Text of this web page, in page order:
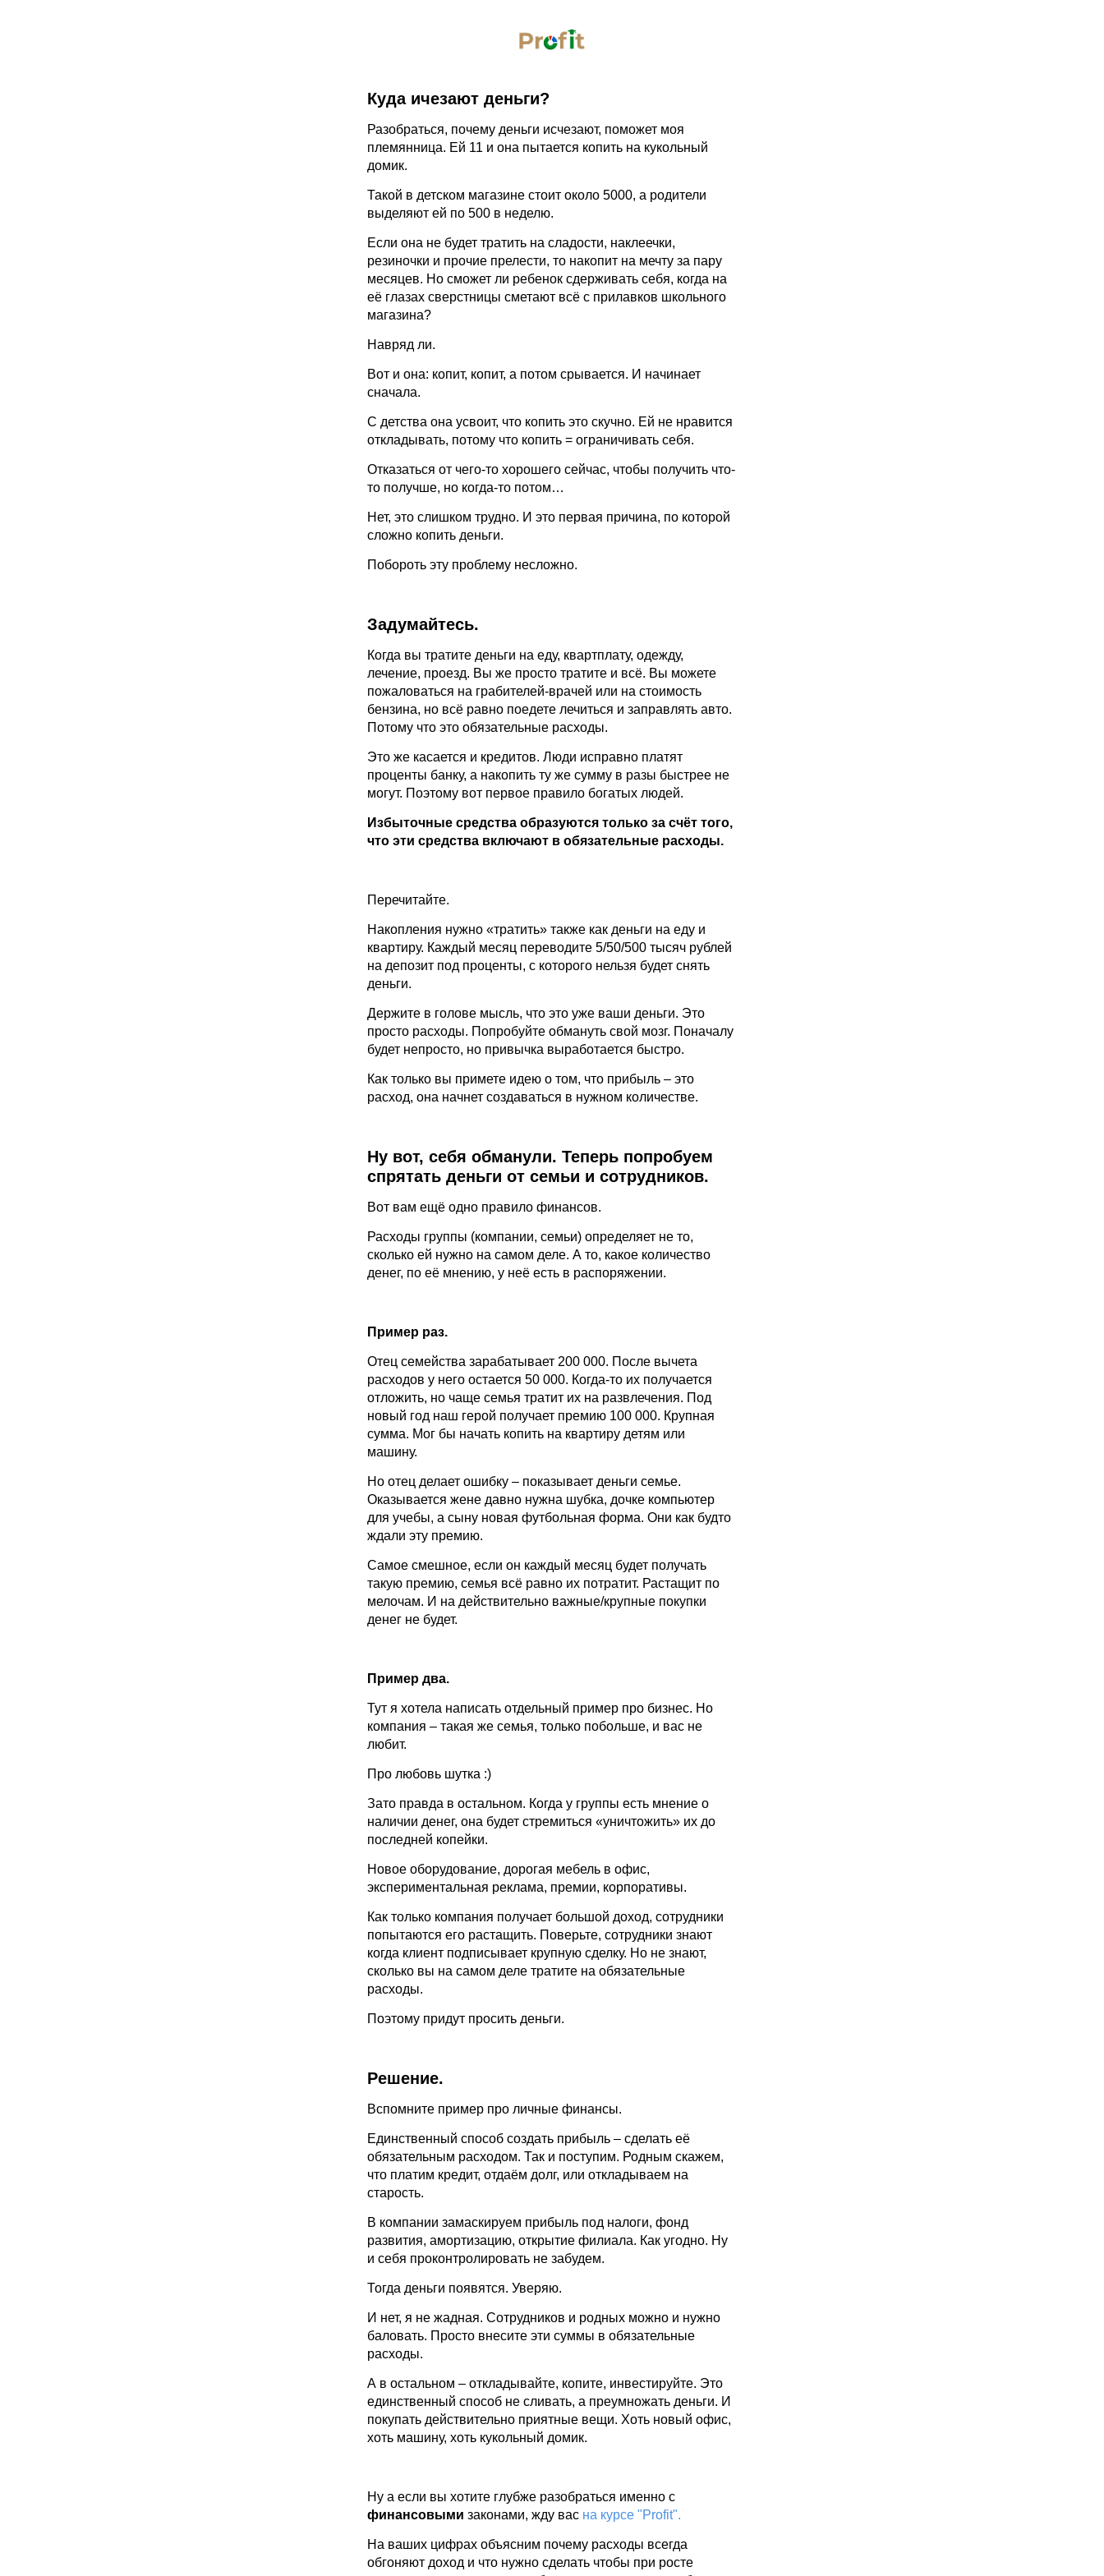
Куда ичезают деньги?
Разобраться, почему деньги исчезают, поможет моя
племянница. Ей 11 и она пытается копить на кукольный
домик.
Такой в детском магазине стоит около 5000, а родители
выделяют ей по 500 в неделю.
Если она не будет тратить на сладости, наклеечки,
резиночки и прочие прелести, то накопит на мечту за пару
месяцев. Но сможет ли ребенок сдерживать себя, когда на
её глазах сверстницы сметают всё с прилавков школьного
магазина?
Навряд ли.
Вот и она: копит, копит, а потом срывается. И начинает
сначала.
С детства она усвоит, что копить это скучно. Ей не нравится
откладывать, потому что копить = ограничивать себя.
Отказаться от чего-то хорошего сейчас, чтобы получить что-
то получше, но когда-то потом…
Нет, это слишком трудно. И это первая причина, по которой
сложно копить деньги.
Побороть эту проблему несложно.
Задумайтесь.
Когда вы тратите деньги на еду, квартплату, одежду,
лечение, проезд. Вы же просто тратите и всё. Вы можете
пожаловаться на грабителей-врачей или на стоимость
бензина, но всё равно поедете лечиться и заправлять авто.
Потому что это обязательные расходы.
Это же касается и кредитов. Люди исправно платят
проценты банку, а накопить ту же сумму в разы быстрее не
могут. Поэтому вот первое правило богатых людей.
Избыточные средства образуются только за счёт того,
что эти средства включают в обязательные расходы.
Перечитайте.
Накопления нужно «тратить» также как деньги на еду и
квартиру. Каждый месяц переводите 5/50/500 тысяч рублей
на депозит под проценты, с которого нельзя будет снять
деньги.
Держите в голове мысль, что это уже ваши деньги. Это
просто расходы. Попробуйте обмануть свой мозг. Поначалу
будет непросто, но привычка выработается быстро.
Как только вы примете идею о том, что прибыль – это
расход, она начнет создаваться в нужном количестве.
Ну вот, себя обманули. Теперь попробуем
спрятать деньги от семьи и сотрудников.
Вот вам ещё одно правило финансов.
Расходы группы (компании, семьи) определяет не то,
сколько ей нужно на самом деле. А то, какое количество
денег, по её мнению, у неё есть в распоряжении.
Пример раз.
Отец семейства зарабатывает 200 000. После вычета
расходов у него остается 50 000. Когда-то их получается
отложить, но чаще семья тратит их на развлечения. Под
новый год наш герой получает премию 100 000. Крупная
сумма. Мог бы начать копить на квартиру детям или
машину.
Но отец делает ошибку – показывает деньги семье.
Оказывается жене давно нужна шубка, дочке компьютер
для учебы, а сыну новая футбольная форма. Они как будто
ждали эту премию.
Самое смешное, если он каждый месяц будет получать
такую премию, семья всё равно их потратит. Растащит по
мелочам. И на действительно важные/крупные покупки
денег не будет.
Пример два.
Тут я хотела написать отдельный пример про бизнес. Но
компания – такая же семья, только побольше, и вас не
любит.
Про любовь шутка :)
Зато правда в остальном. Когда у группы есть мнение о
наличии денег, она будет стремиться «уничтожить» их до
последней копейки.
Новое оборудование, дорогая мебель в офис,
экспериментальная реклама, премии, корпоративы.
Как только компания получает большой доход, сотрудники
попытаются его растащить. Поверьте, сотрудники знают
когда клиент подписывает крупную сделку. Но не знают,
сколько вы на самом деле тратите на обязательные
расходы.
Поэтому придут просить деньги.
Решение.
Вспомните пример про личные финансы.
Единственный способ создать прибыль – сделать её
обязательным расходом. Так и поступим. Родным скажем,
что платим кредит, отдаём долг, или откладываем на
старость.
В компании замаскируем прибыль под налоги, фонд
развития, амортизацию, открытие филиала. Как угодно. Ну
и себя проконтролировать не забудем.
Тогда деньги появятся. Уверяю.
И нет, я не жадная. Сотрудников и родных можно и нужно
баловать. Просто внесите эти суммы в обязательные
расходы.
А в остальном – откладывайте, копите, инвестируйте. Это
единственный способ не сливать, а преумножать деньги. И
покупать действительно приятные вещи. Хоть новый офис,
хоть машину, хоть кукольный домик.
Ну а если вы хотите глубже разобраться именно с
финансовыми законами, жду вас на курсе "Profit".
На ваших цифрах объясним почему расходы всегда
обгоняют доход и что нужно сделать чтобы при росте